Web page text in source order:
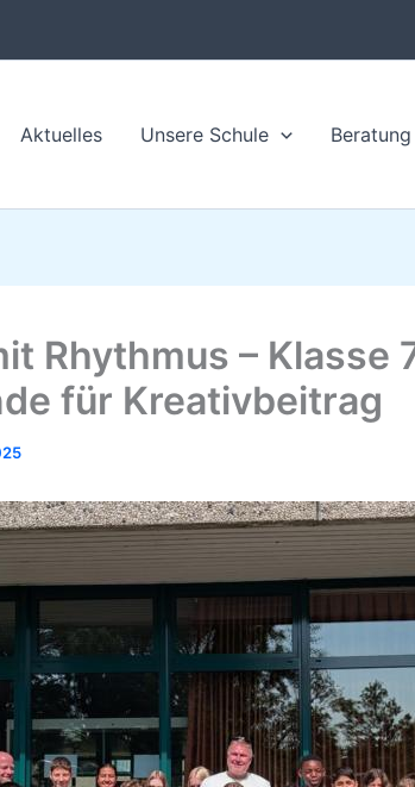
Aktuelles Unsere Schule Beratung
Rhythmus – Klasse
für Kreativbeitrag